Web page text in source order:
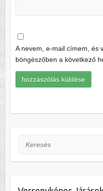
A nevem, e-mail címem, és
böngészőben a következő
Keresés